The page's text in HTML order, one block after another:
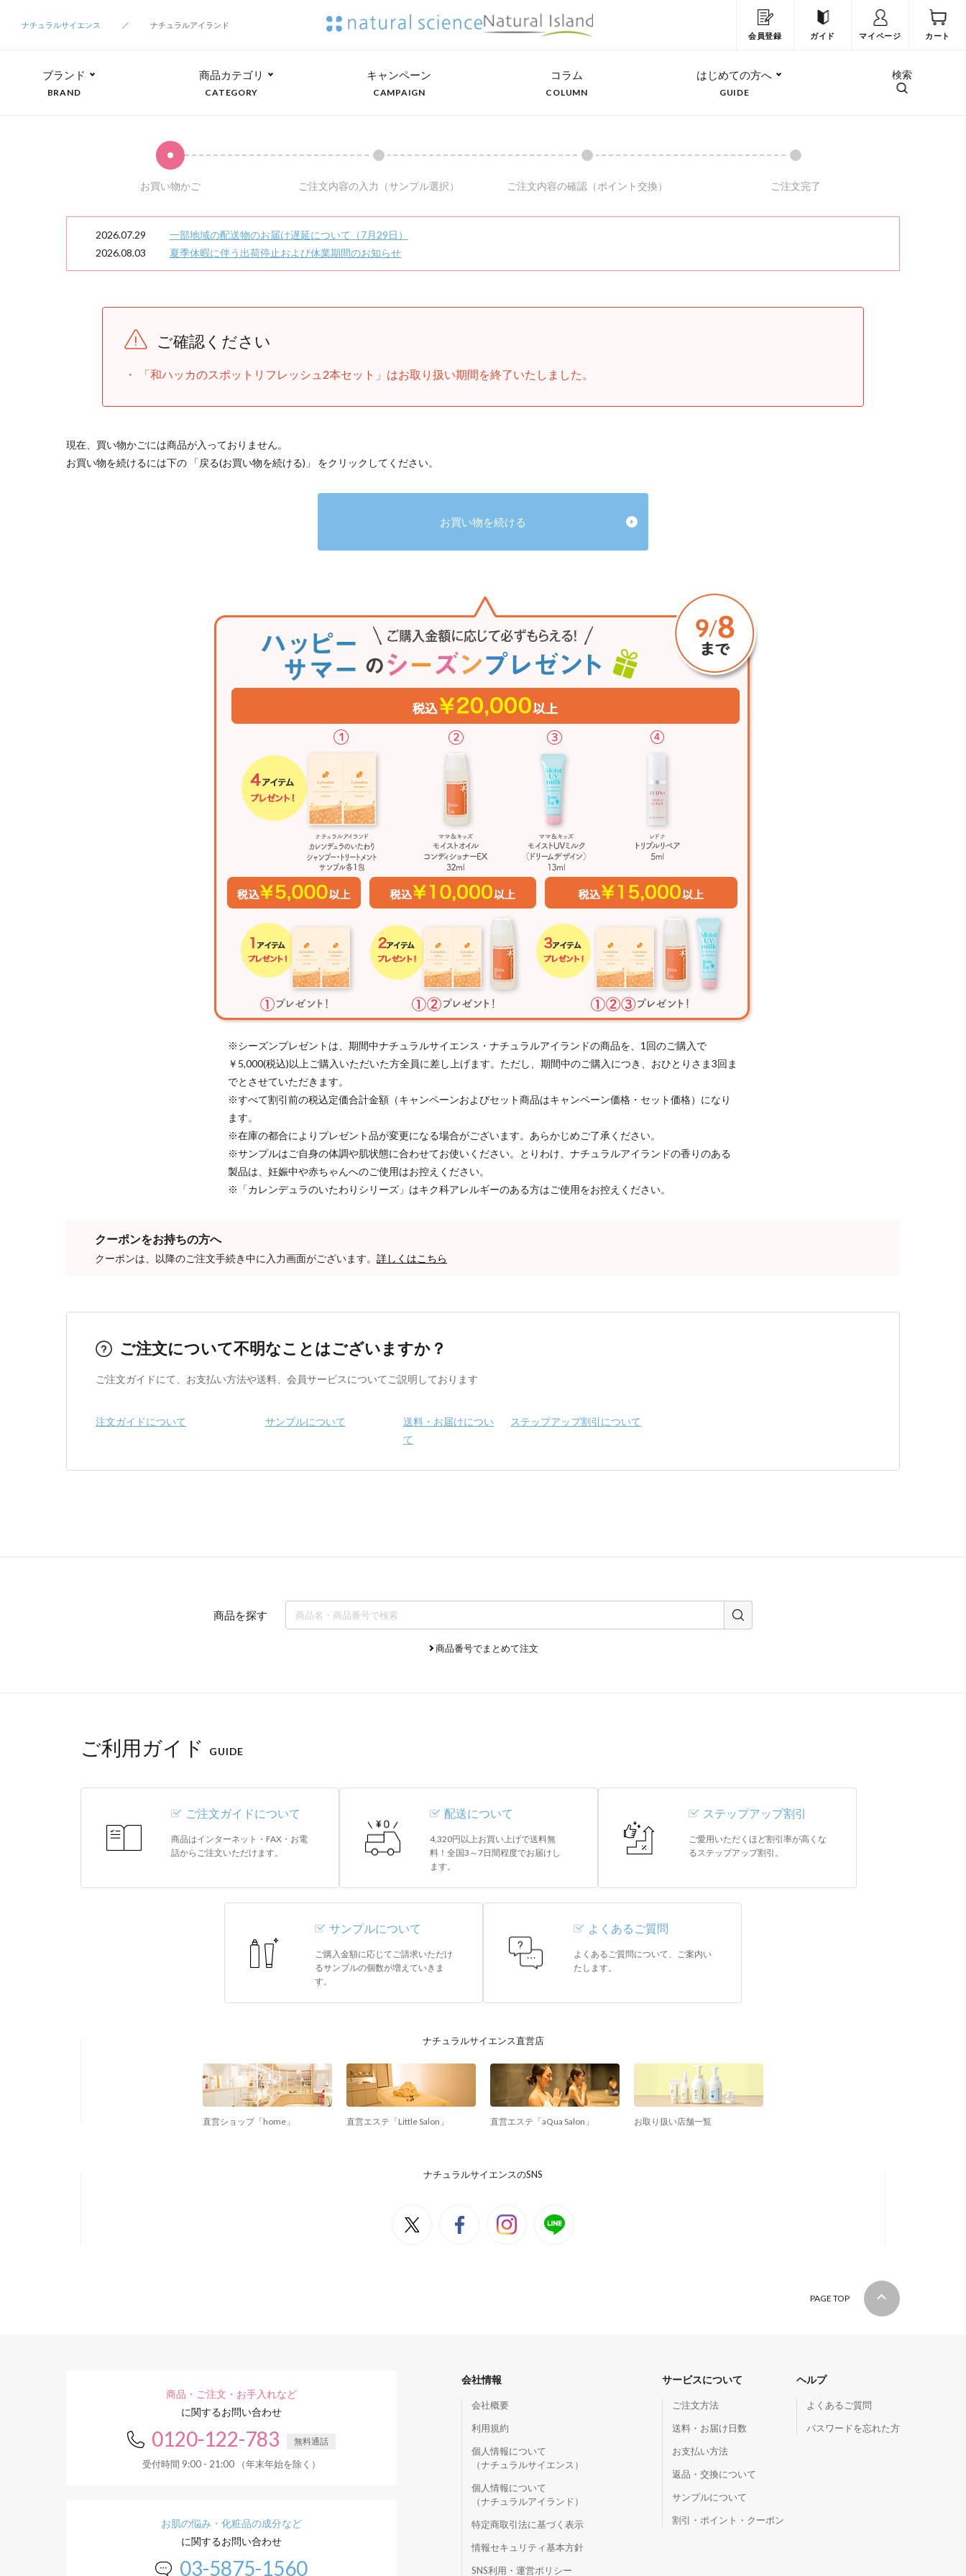
ナチュラルサイエンス
ナチュラルアイランド
会員登録
ガイド マイページ カート
ブランド
BRAND
商品カテゴリ
CATEGORY
キャンペーン
CAMPAIGN
コラム
COLUMN
はじめての方へ
GUIDE
検索
お買い物かご ご注文内容の入力 （サンプル選択） ご注文内容の確認 （ポイント交換） ご注文完了
2026.07.29
一部地域の配送物のお届け遅延について（7月29日）
2026.08.03
夏季休暇に伴う出荷停止および休業期間のお知らせ
ご確認ください
「和ハッカのスポットリフレッシュ2本セット」はお取り扱い期間を終了いたしました。
現在、買い物かごには商品が入っておりません。
お買い物を続けるには下の 「戻る(お買い物を続ける)」 をクリックしてください。
お買い物を続ける
※シーズンプレゼントは、期間中ナチュラルサイエンス・ナチュラルアイランドの商品を、1回のご購入で
￥5,000(税込)以上ご購入いただいた方全員に差し上げます。ただし、期間中のご購入につき、おひとりさま3回ま
でとさせていただきます。
※すべて割引前の税込定価合計金額（キャンペーンおよびセット商品はキャンペーン価格・セット価格）になり
ます。
※在庫の都合によりプレゼント品が変更になる場合がございます。あらかじめご了承ください。
※サンプルはご自身の体調や肌状態に合わせてお使いください。とりわけ、ナチュラルアイランドの香りのある
製品は、妊娠中や赤ちゃんへのご使用はお控えください。
※「カレンデュラのいたわりシリーズ」はキク科アレルギーのある方はご使用をお控えください。
クーポンをお持ちの方へ
クーポンは、以降のご注文手続き中に入力画面がございます。 詳しくはこちら
ご注文について不明なことはございますか？
ご注文ガイドにて、お支払い方法や送料、会員サービスについてご説明しております
注文ガイドについて サンプルについて
送料・お届けについ
て
ステップアップ割引について
商品を探す
商品番号でまとめて注文
ご利用ガイド GUIDE
ご注文ガイドについて
商品はインターネット・FAX・お電
話からご注文いただけます。
配送について
4,320円以上お買い上げで送料無
料！全国3～7日間程度でお届けし
ます。
ステップアップ割引
ご愛用いただくほど割引率が高くな
るステップアップ割引。
サンプルについて
ご購入金額に応じてご請求いただけ
るサンプルの個数が増えていきま
す。
よくあるご質問
よくあるご質問について、ご案内い
たします。
ナチュラルサイエンス直営店
直営ショップ「home」 直営エステ「Little Salon」 直営エステ「aQua Salon」 お取り扱い店舗一覧
ナチュラルサイエンスのSNS
PAGE TOP
商品・ご注文・お手入れなど
に関するお問い合わせ
0120-122-783 無料通話
受付時間 9:00 - 21:00 （年末年始を除く）
お肌の悩み・化粧品の成分など
に関するお問い合わせ
03-5875-1560
会社情報
会社概要
利用規約
個人情報について
（ナチュラルサイエンス）
個人情報について
（ナチュラルアイランド）
特定商取引法に基づく表示
情報セキュリティ基本方針
SNS利用・運営ポリシー
サービスについて
ご注文方法
送料・お届け日数
お支払い方法
返品・交換について
サンプルについて
割引・ポイント・クーポン
ヘルプ
よくあるご質問
パスワードを忘れた方